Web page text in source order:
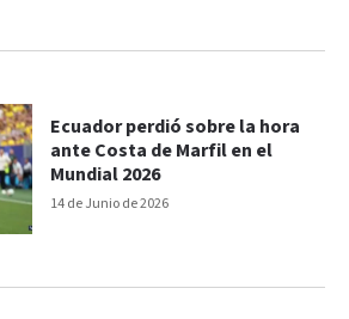
14 de Junio de 2026
Ecuador perdió sobre la hora
ante Costa de Marfil en el
Mundial 2026